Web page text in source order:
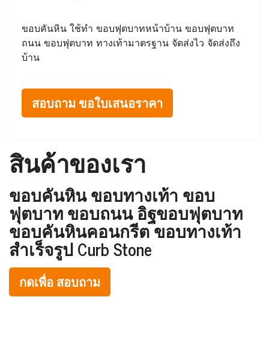
ขอบคันหิน ใช้ทำ ขอบฟุตบาทหน้าบ้าน ขอบฟุตบาท
ถนน ขอบฟุตบาท ทางเท้ามาตรฐาน จัดส่งไว จัดส่งถึง
บ้าน
สอบถาม ขอใบเสนอราคา
สินค้าของเรา
ขอบคันหิน ขอบทางเท้า ขอบ
ฟุตบาท ขอบถนน อิฐขอบฟุตบาท
ขอบคันหินคอนกรีต ขอบทางเท้า
สำเร็จรูป Curb Stone
กดเพื่อ สอบถาม